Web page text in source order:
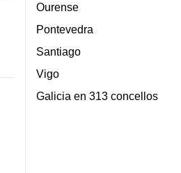
Ourense
Pontevedra
Santiago
Vigo
Galicia en 313 concellos